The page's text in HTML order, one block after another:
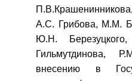
А.С. Грибова, М.М.
Ю.Н.
Гильмутдинова,
внесению в